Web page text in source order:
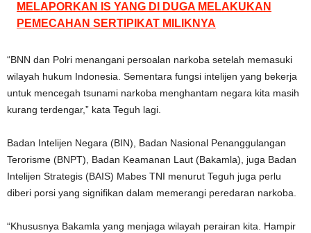
MELAPORKAN IS YANG DI DUGA MELAKUKAN
PEMECAHAN SERTIPIKAT MILIKNYA
“BNN dan Polri menangani persoalan narkoba setelah memasuki
wilayah hukum Indonesia. Sementara fungsi intelijen yang bekerja
untuk mencegah tsunami narkoba menghantam negara kita masih
kurang terdengar,” kata Teguh lagi.
Badan Intelijen Negara (BIN), Badan Nasional Penanggulangan
Terorisme (BNPT), Badan Keamanan Laut (Bakamla), juga Badan
Intelijen Strategis (BAIS) Mabes TNI menurut Teguh juga perlu
diberi porsi yang signifikan dalam memerangi peredaran narkoba.
“Khususnya Bakamla yang menjaga wilayah perairan kita. Hampir